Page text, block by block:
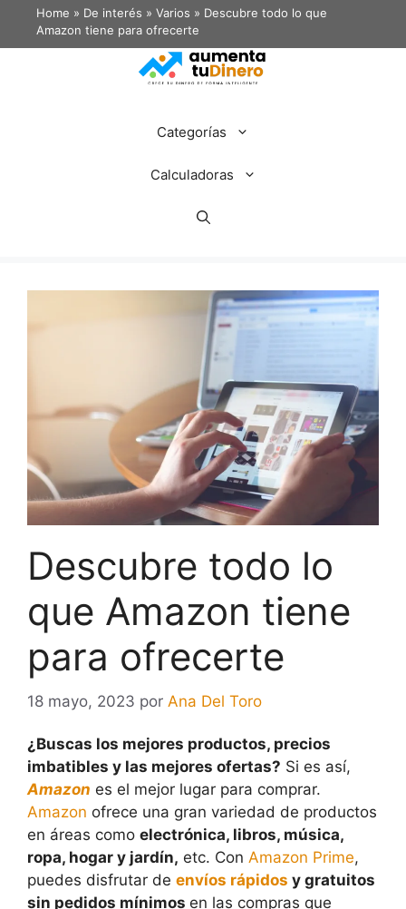
Home » De interés » Varios » Descubre todo lo que
Amazon tiene para ofrecerte
Categorías
Calculadoras
Descubre todo lo
que Amazon tiene
para ofrecerte
18 mayo, 2023 por Ana Del Toro
¿Buscas los mejores productos, precios
imbatibles y las mejores ofertas? Si es así,
Amazon es el mejor lugar para comprar.
Amazon ofrece una gran variedad de productos
en áreas como electrónica, libros, música,
ropa, hogar y jardín, etc. Con Amazon Prime,
puedes disfrutar de envíos rápidos y gratuitos
sin pedidos mínimos en las compras que